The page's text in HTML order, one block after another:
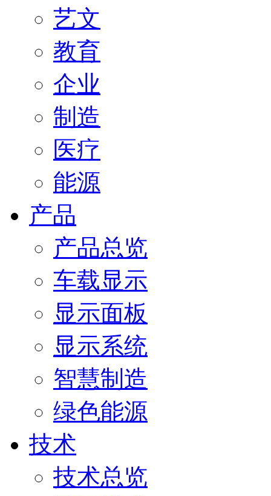
艺文
教育
企业
制造
医疗
能源
产品
产品总览
车载显示
显示面板
显示系统
智慧制造
绿色能源
技术
技术总览